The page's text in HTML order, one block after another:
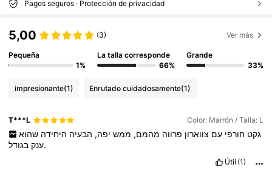
Pagos seguros · Protección de privacidad
5,00 (3) Ver más
Pequeña
1%
La talla corresponde
66%
Grande
33%
impresionante(1) Enrutado cuidadosamente(1)
T***L Color: Marrón / Talla: L
גקטחורפיעם צווארון פרווה מהמם, ממש יפה, הבעיה היחידהשהוא
ענקבגודל.
Útil (1)